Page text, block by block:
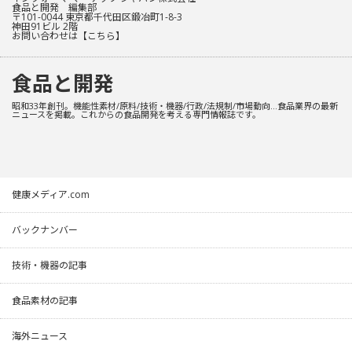
食品と開発 編集部
〒101-0044 東京都千代田区鍛冶町1-8-3
神田91ビル 2階
お問い合わせは 【こちら】
食品と開発
昭和33年創刊。機能性素材/原料/技術・機器/行政/法規制/市場動向…食品業界の最新
ニュースを掲載。これからの食品開発を考える専門情報誌です。
健康メディア.com
バックナンバー
技術・機器の記事
食品素材の記事
海外ニュース